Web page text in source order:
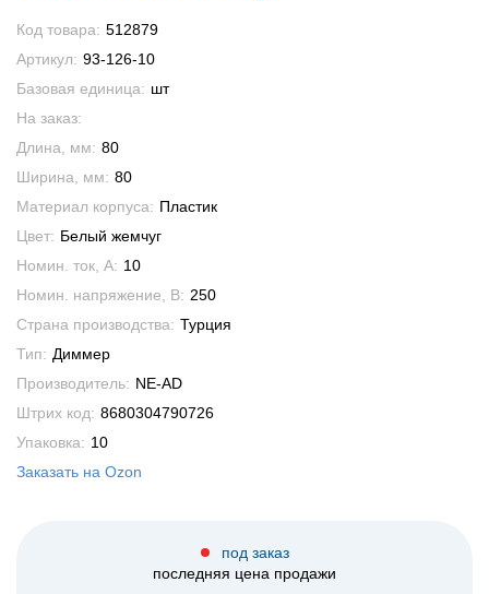
Код товара: 512879
Артикул: 93-126-10
Базовая единица: шт
На заказ:
Длина, мм: 80
Ширина, мм: 80
Материал корпуса: Пластик
Цвет: Белый жемчуг
Номин. ток, А: 10
Номин. напряжение, В: 250
Страна производства: Турция
Тип: Диммер
Производитель: NE-AD
Штрих код: 8680304790726
Упаковка: 10
Заказать на Ozon
под заказ
последняя цена продажи